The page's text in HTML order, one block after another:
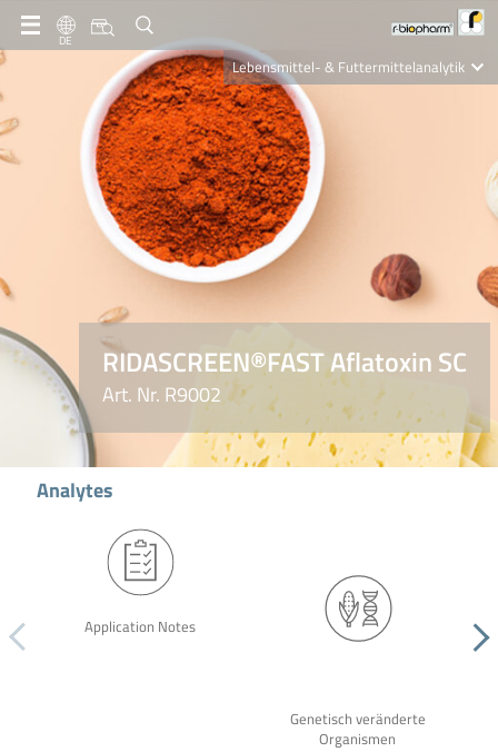
DE
Lebensmittel- & Futtermittelanalytik
Clinical Diagnostics
R-Biopharm AG
Nutrition Care
RIDASCREEN®FAST Aflatoxin SC
Art. Nr. R9002
Analytes
Application Notes
Genetisch veränderte
Organismen